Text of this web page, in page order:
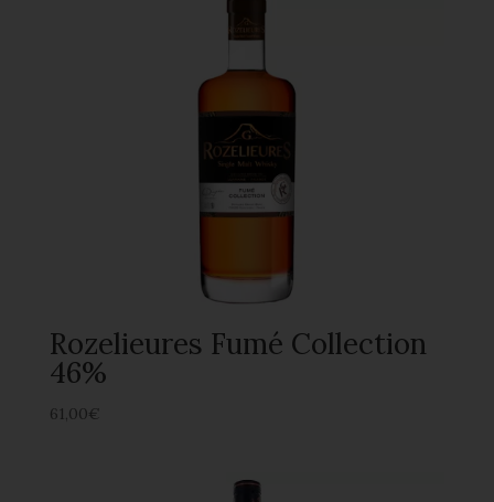
Rozelieures Fumé Collection
46%
61,00€